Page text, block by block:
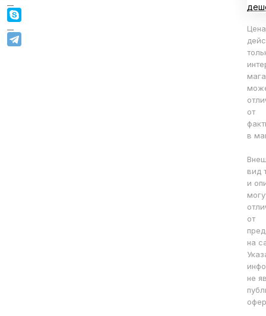
Цена
от
в
вид
и
от
на
не